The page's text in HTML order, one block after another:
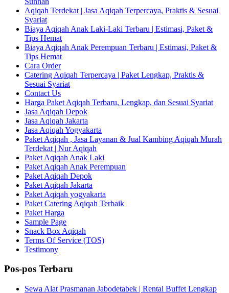
Aqiqah Terdekat | Jasa Aqiqah Terpercaya, Praktis & Sesuai
Syariat
Biaya Aqiqah Anak Laki-Laki Terbaru | Estimasi, Paket &
Tips Hemat
Biaya Aqiqah Anak Perempuan Terbaru | Estimasi, Paket &
Tips Hemat
Cara Order
Catering Aqiqah Terpercaya | Paket Lengkap, Praktis &
Sesuai Syariat
Contact Us
Harga Paket Aqiqah Terbaru, Lengkap, dan Sesuai Syariat
Jasa Aqiqah Depok
Jasa Aqiqah Jakarta
Jasa Aqiqah Yogyakarta
Paket Aqiqah , Jasa Layanan & Jual Kambing Aqiqah Murah
Terdekat | Nur Aqiqah
Paket Aqiqah Anak Laki
Paket Aqiqah Anak Perempuan
Paket Aqiqah Depok
Paket Aqiqah Jakarta
Paket Aqiqah yogyakarta
Paket Catering Aqiqah Terbaik
Paket Harga
Sample Page
Snack Box Aqiqah
Terms Of Service (TOS)
Testimony
Pos-pos Terbaru
Sewa Alat Prasmanan Jabodetabek | Rental Buffet Lengkap